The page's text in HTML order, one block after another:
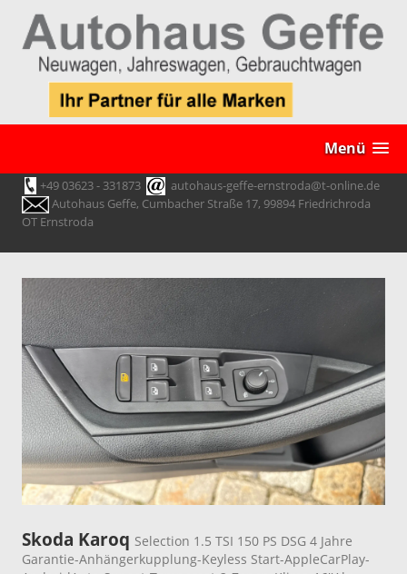
Menü
+49 03623 - 331873
autohaus-geffe-ernstroda@t-online.de
Autohaus Geffe, Cumbacher Straße 17, 99894 Friedrichroda
OT Ernstroda
Skoda Karoq Selection 1.5 TSI 150 PS DSG 4 Jahre
Garantie-Anhängerkupplung-Keyless Start-AppleCarPlay-